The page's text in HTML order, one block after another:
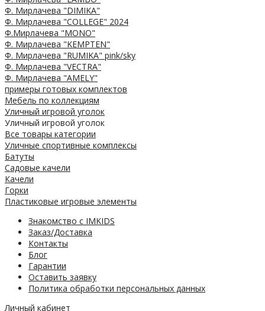
Ф. Мирлачева "DIMIKA"
Ф. Мирлачева "COLLEGE" 2024
Ф.Мирлачева "MONO"
Ф. Мирлачева "KEMPTEN"
Ф. Мирлачева "RUMIKA" pink/sky
Ф. Мирлачева "VECTRA"
Ф. Мирлачева "AMELY"
примеры готовых комплектов
Мебель по коллекциям
Уличный игровой уголок
Уличный игровой уголок
Все товары категории
Уличные спортивные комплексы
Батуты
Садовые качели
Качели
Горки
Пластиковые игровые элементы
Знакомство с IMKIDS
Заказ/Доставка
Контакты
Блог
Гарантии
Оставить заявку
Политика обработки персональных данных
Личный кабинет